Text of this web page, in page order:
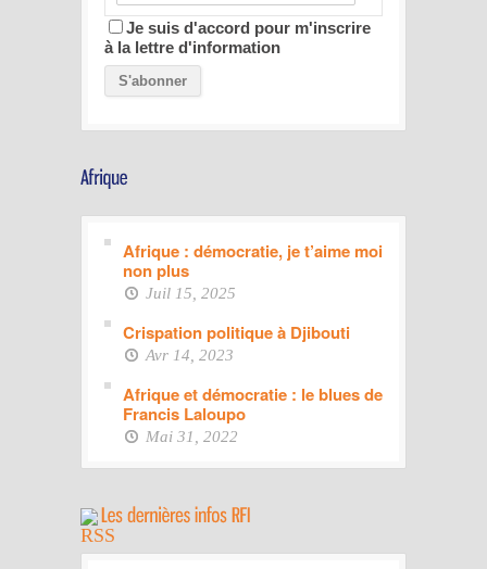
Je suis d'accord pour m'inscrire
à la lettre d'information
Afrique : démocratie, je t’aime moi
non plus
Juil 15, 2025
Crispation politique à Djibouti
Avr 14, 2023
Afrique et démocratie : le blues de
Francis Laloupo
Mai 31, 2022